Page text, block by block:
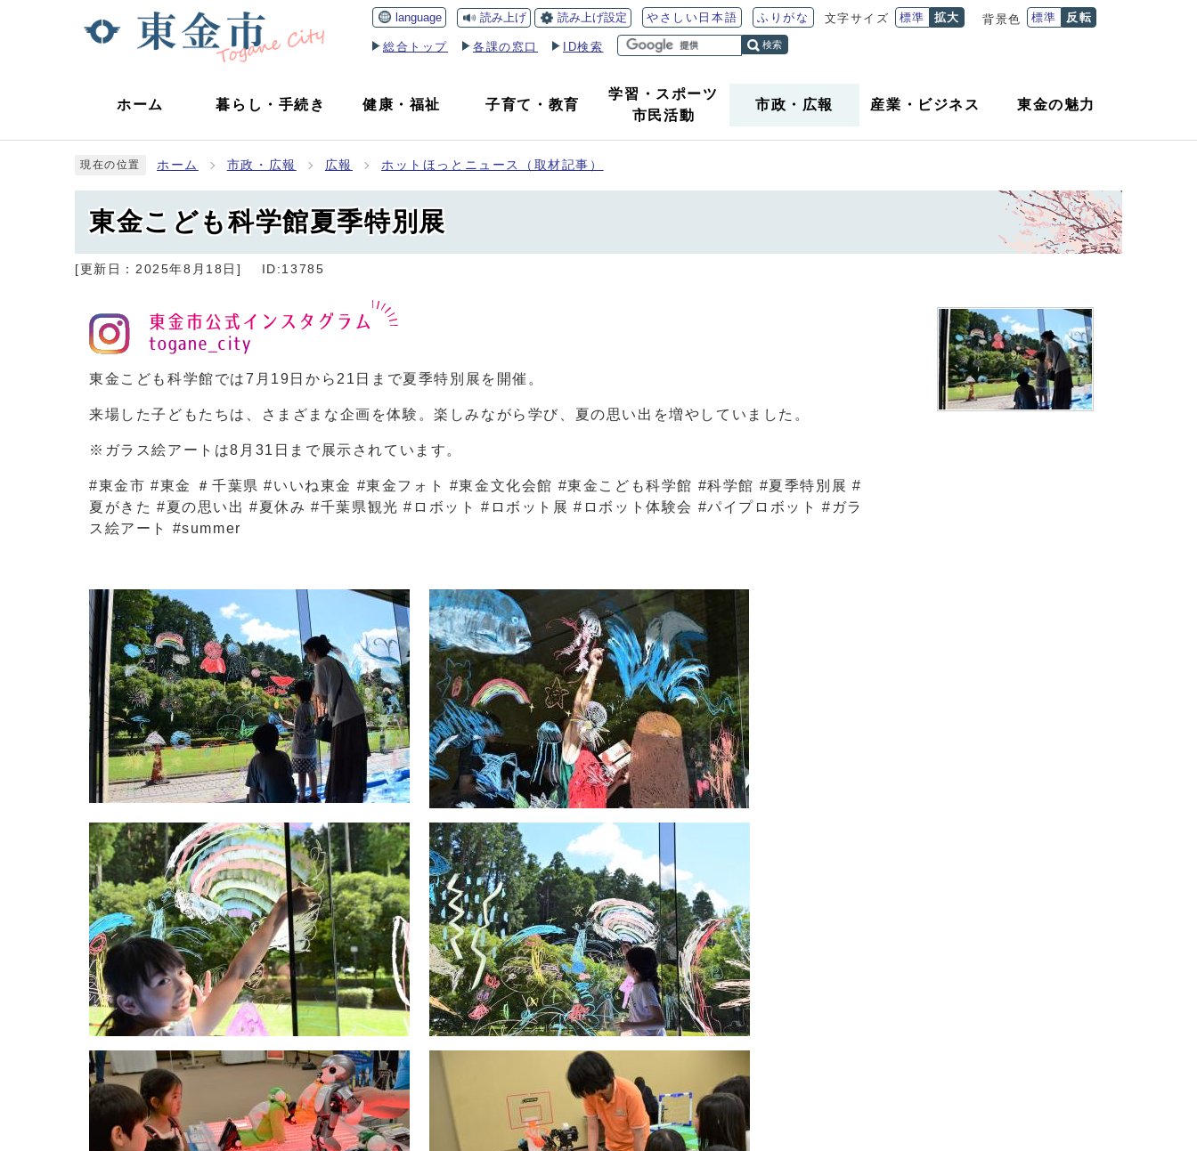
language 読み上げ 読み上げ設定 やさしい日本語 ふりがな 文字サイズ 標準 拡大 背景色 標準 反転
総合トップ 各課の窓口 ID検索 検索
ホーム 暮らし ・ 手続き 健康 ・福祉 子育て ・ 教育
学習・スポーツ
市民活動
市政 ・ 広報 産業 ・ ビジネス 東金の魅力
現在の位置 ホーム 市政・広報 広報 ホットほっとニュース（取材記事）
東金こども科学館夏季特別展
[更新日： 2025年8月18日 ] ID:13785
東金こども科学館では7月19日から21日まで夏季特別展を開催。
来場した子どもたちは、さまざまな企画を体験。楽しみながら学び、夏の思い出を増やしていました。
※ガラス絵アートは8月31日まで展示されています。
#東金市 #東金 ＃千葉県 #いいね東金 #東金フォト #東金文化会館 #東金こども科学館 #科学館 #夏季特別展 #
夏がきた #夏の思い出 #夏休み #千葉県観光 #ロボット #ロボット展 #ロボット体験会 #パイプロボット #ガラ
ス絵アート #summer